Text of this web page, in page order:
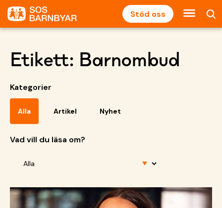
Stöd oss
Etikett: Barnombud
Kategorier
Alla Artikel Nyhet
Vad vill du läsa om?